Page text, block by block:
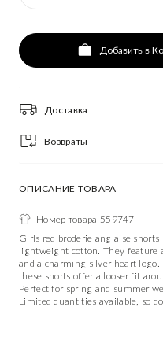
Добавить в
Доставка
Возвраты
ОПИСАНИЕ ТОВАРА
Номер товара 559747
Girls red broderie anglaise
lightweight cotton. They feature
and a charming silver heart
these shorts offer a looser fit
Perfect for spring and summer
Limited quantities available, so